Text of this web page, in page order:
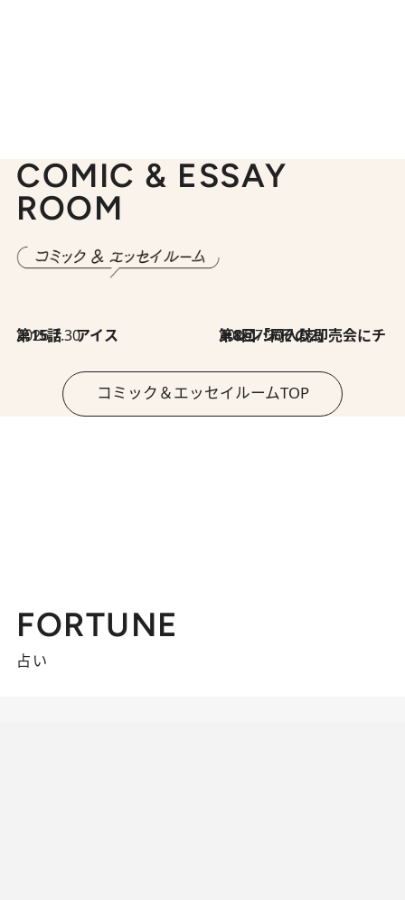
COMIC & ESSAY
ROOM
2026.7.30
第15話 アイス 2026.7.30
第8回「同人誌即売会にチャレンジ その2」
コミック＆エッセイルームTOP
FORTUNE
占い